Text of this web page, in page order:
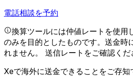
電話相談を予約
換算ツールには仲値レートを使用
のみを目的としたものです。送金時
れません。 送信レートをご確認くだ
Xeで海外に送金できることをご存知